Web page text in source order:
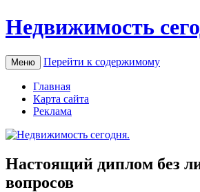
Недвижимость
Меню Перейти к содержимому
Главная
Карта сайта
Реклама
Настоящий диплом без
вопросов